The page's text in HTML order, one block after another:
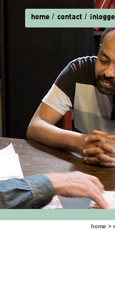
home contact
home >